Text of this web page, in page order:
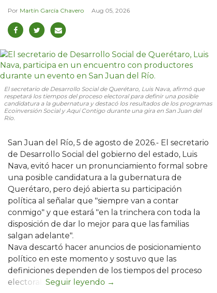
Martín García Chavero Aug 05, 2026
El secretario de Desarrollo Social de Querétaro, Luis Nava, afirmó que
respetará los tiempos del proceso electoral para definir una posible
candidatura a la gubernatura y destacó los resultados de los programas
Ecoinversión Social y Aquí Contigo durante una gira en San Juan del
Río.
San Juan del Río, 5 de agosto de 2026.- El secretario
de Desarrollo Social del gobierno del estado, Luis
Nava, evitó hacer un pronunciamiento formal sobre
una posible candidatura a la gubernatura de
Querétaro, pero dejó abierta su participación
política al señalar que "siempre van a contar
conmigo" y que estará "en la trinchera con toda la
disposición de dar lo mejor para que las familias
salgan adelante".
Nava descartó hacer anuncios de posicionamiento
político en este momento y sostuvo que las
definiciones dependen de los tiempos del proceso
electoral.